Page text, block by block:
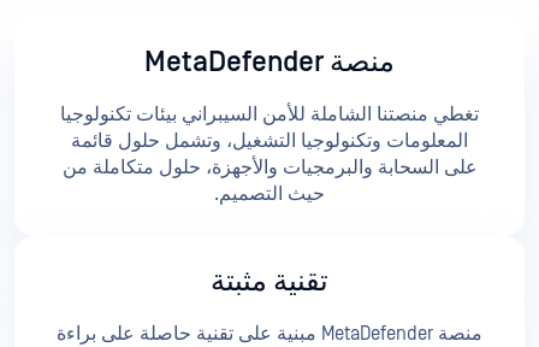
منصة MetaDefender
تغطي منصتنا الشاملة للأمن السيبراني بيئات تكنولوجيا
المعلومات وتكنولوجيا التشغيل، وتشمل حلول قائمة
على السحابة والبرمجيات والأجهزة، حلول متكاملة من
حيث التصميم.
تقنية مثبتة
منصة MetaDefender مبنية على تقنية حاصلة على براءة